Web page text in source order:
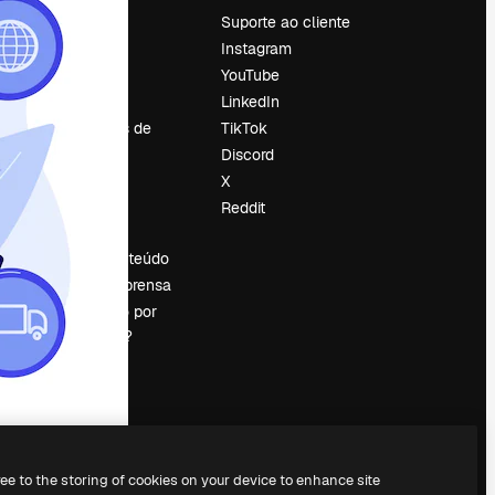
Preços
Sobre nós
Reviews
Tendências de
pesquisa
Vender conteúdo
Sala de imprensa
Procurando por
magnific.ai?
Suporte ao cliente
Instagram
YouTube
LinkedIn
TikTok
Discord
X
Reddit
to the storing of cookies on your device to enhance site